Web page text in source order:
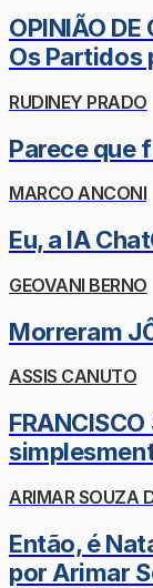
OPINIÃO DE
Os Partidos
RUDINEY PRADO
Parece que
MARCO ANCONI
Eu, a IA
GEOVANI BERNO
Morreram
ASSIS CANUTO
ARIMAR SOUZA
Então, é
por Arimar